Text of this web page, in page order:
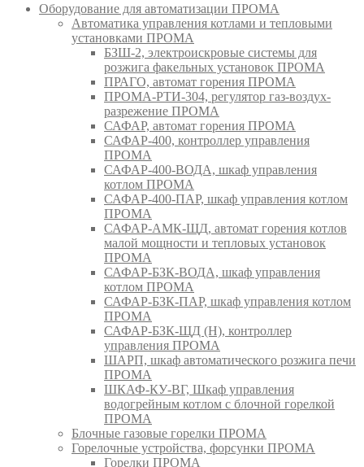
Оборудование для автоматизации ПРОМА
Автоматика управления котлами и тепловыми
установками ПРОМА
БЗШ-2, электроискровые системы для
розжига факельных установок ПРОМА
ПРАГО, автомат горения ПРОМА
ПРОМА-РТИ-304, регулятор газ-воздух-
разрежение ПРОМА
САФАР, автомат горения ПРОМА
САФАР-400, контроллер управления
ПРОМА
САФАР-400-ВОДА, шкаф управления
котлом ПРОМА
САФАР-400-ПАР, шкаф управления котлом
ПРОМА
САФАР-АМК-ЩД, автомат горения котлов
малой мощности и тепловых установок
ПРОМА
САФАР-БЗК-ВОДА, шкаф управления
котлом ПРОМА
САФАР-БЗК-ПАР, шкаф управления котлом
ПРОМА
САФАР-БЗК-ЩД (Н), контроллер
управления ПРОМА
ШАРП, шкаф автоматического розжига печи
ПРОМА
ШКАФ-КУ-ВГ, Шкаф управления
водогрейным котлом с блочной горелкой
ПРОМА
Блочные газовые горелки ПРОМА
Горелочные устройства, форсунки ПРОМА
Горелки ПРОМА